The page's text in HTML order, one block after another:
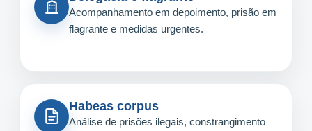
Acompanhamento em depoimento, prisão em
flagrante e medidas urgentes.
Habeas corpus
Análise de prisões ilegais, constrangimento